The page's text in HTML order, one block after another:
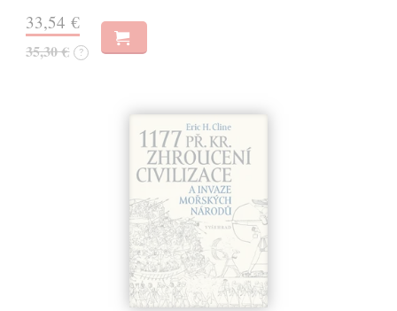
33,54 €
35,30 € ?